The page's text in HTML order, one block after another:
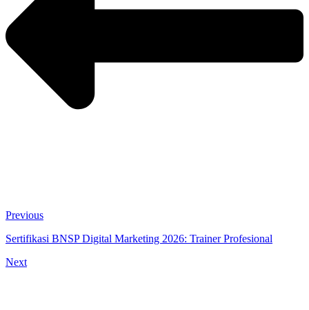
Previous
Sertifikasi BNSP Digital Marketing 2026: Trainer Profesional
Next